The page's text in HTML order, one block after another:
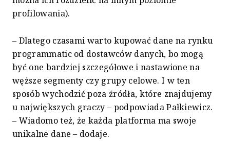
profilowania).
– Dlatego czasami warto kupować dane na rynku
programmatic od dostawców danych, bo mogą
być one bardziej szczegółowe i nastawione na
węższe segmenty czy grupy celowe. I w ten
sposób wychodzić poza źródła, które znajdujemy
u największych graczy – podpowiada Pałkiewicz.
– Wiadomo też, że każda platforma ma swoje
unikalne dane – dodaje.